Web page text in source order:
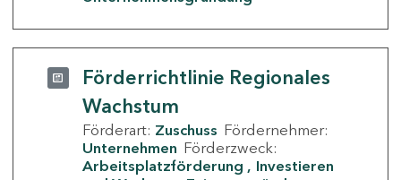
Förderrichtlinie Regionales
Wachstum
Förderart: Zuschuss Fördernehmer:
Unternehmen Förderzweck:
Arbeitsplatzförderung
Investieren